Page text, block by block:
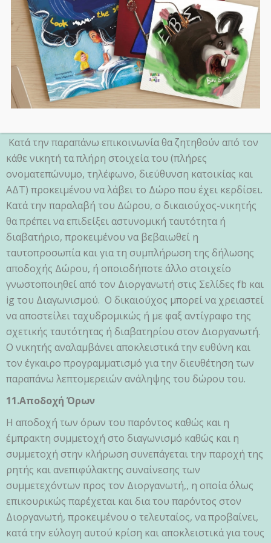
αναπληρωματικούς του) στους δύο (2) Διαδικτυακούς
τόπουςhttps://www.facebook.com/bookswithshoes
https://www.instagram.com/books_with_shoes, με
σχετικό post και απάντηση κάτω από τα σχόλια των
νικητών ενώ στη συνέχεια οι νικητές θα ενημερωθούν
και με σχετικό προσωπικό μήνυμα για την διαδικασία
που απαιτείται προκειμένου να παραλάβουν το Δώρο
Κατά την παραπάνω επικοινωνία θα ζητηθούν από τον
κάθε νικητή τα πλήρη στοιχεία του (πλήρες
ονοματεπώνυμο, τηλέφωνο, διεύθυνση κατοικίας και
ΑΔΤ) προκειμένου να λάβει το Δώρο που έχει κερδίσει.
Κατά την παραλαβή του Δώρου, ο δικαιούχος-νικητής
θα πρέπει να επιδείξει αστυνομική ταυτότητα ή
διαβατήριο, προκειμένου να βεβαιωθεί η
ταυτοπροσωπία και για τη συμπλήρωση της δήλωσης
αποδοχής Δώρου, ή οποιοδήποτε άλλο στοιχείο
γνωστοποιηθεί από τον Διοργανωτή στις Σελίδες fb και
ig του Διαγωνισμού. Ο δικαιούχος μπορεί να χρειαστεί
να αποστείλει ταχυδρομικώς ή με φαξ αντίγραφο της
σχετικής ταυτότητας ή διαβατηρίου στον Διοργανωτή.
Ο νικητής αναλαμβάνει αποκλειστικά την ευθύνη και
τον έγκαιρο προγραμματισμό για την διευθέτηση των
παραπάνω λεπτομερειών ανάληψης του δώρου του.
11.Αποδοχή Όρων
Η αποδοχή των όρων του παρόντος καθώς και η
έμπρακτη συμμετοχή στο διαγωνισμό καθώς και η
συμμετοχή στην κλήρωση συνεπάγεται την παροχή της
ρητής και ανεπιφύλακτης συναίνεσης των
συμμετεχόντων προς τον Διοργανωτή,, η οποία όλως
επικουρικώς παρέχεται και δια του παρόντος στον
Διοργανωτή, προκειμένου ο τελευταίος, να προβαίνει,
κατά την εύλογη αυτού κρίση και αποκλειστικά για τους